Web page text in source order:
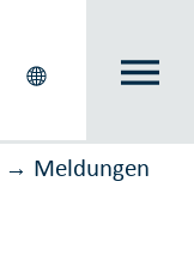
→ Meldungen